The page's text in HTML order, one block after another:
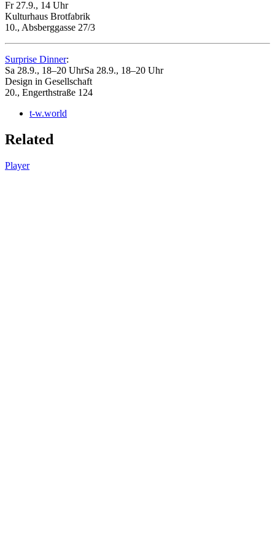
Fr 27.9., 14 Uhr
Kulturhaus Brotfabrik
10., Absberggasse 27/3
Surprise Dinner:
Sa 28.9., 18–20 UhrSa 28.9., 18–20 Uhr
Design in Gesellschaft
20., Engerthstraße 124
t-w.world
Related
Player